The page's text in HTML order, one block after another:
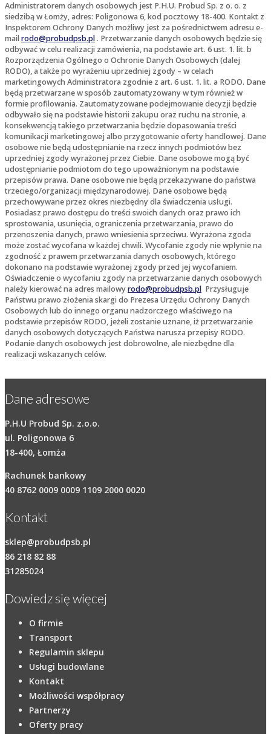
Administratorem danych osobowych jest P.H.U. Probud Sp. z o. o. z
siedzibą w Łomży, adres: Poligonowa 6, kod pocztowy 18-400. Kontakt z
Inspektorem Ochrony Danych możliwy jest za pośrednictwem adresu e-
mailrodo@probudpsb.pl. Przetwarzanie danych osobowych będzie się
odbywać w celu realizacji zamówienia, na podstawie art. 6 ust. 1. lit. b
Rozporządzenia Ogólnego o Ochronie Danych Osobowych (dalej
RODO), a także po wyrażeniu uprzedniej zgody – w celach
marketingowych Administratora zgodnie z art. 6 ust. 1. lit. a RODO. Dane
będą przetwarzane w sposób zautomatyzowany w tym również w
formie profilowania. Zautomatyzowane podejmowanie decyzji będzie
odbywało się na podstawie historii zakupu oraz ruchu na stronie, a
konsekwencją takiego przetwarzania będzie dopasowania treści
komunikacji marketingowej albo przygotowanie oferty handlowej. Dane
osobowe nie będą udostępnianie na rzecz innych podmiotów bez
uprzedniej zgody wyrażonej przez Ciebie. Dane osobowe mogą być
udostępnianie podmiotom do tego upoważnionym na podstawie
przepisów prawa. Dane osobowe nie będą przekazywane do państwa
trzeciego/organizacji międzynarodowej. Dane osobowe będą
przechowywane przez okres niezbędny dla świadczenia usługi.
Posiadasz prawo dostępu do treści swoich danych oraz prawo ich
sprostowania, usunięcia, ograniczenia przetwarzania, prawo do
przenoszenia danych, prawo wniesienia sprzeciwu. Wyrażona zgoda
może zostać wycofana w każdej chwili. Wycofanie zgody nie wpłynie na
zgodność z prawem przetwarzania danych osobowych, którego
dokonano na podstawie wyrażonej zgody przed jej wycofaniem.
Oświadczenie o wycofaniu zgody na przetwarzanie danych osobowych
należy kierować na adres mailowyrodo@probudpsb.pl Przysługuje
Państwu prawo złożenia skargi do Prezesa Urzędu Ochrony Danych
Osobowych lub do innego organu nadzorczego właściwego na
podstawie przepisów RODO, jeżeli zostanie uznane, iż przetwarzanie
danych osobowych dotyczących Państwa narusza przepisy RODO.
Podanie danych osobowych jest dobrowolne, ale niezbędne dla
realizacji wskazanych celów.
Dane adresowe
P.H.U Probud Sp. z.o.o.
ul. Poligonowa 6
18-400, Łomża
Rachunek bankowy
40 8762 0009 0009 1109 2000 0020
Kontakt
sklep@probudpsb.pl
86 218 82 88
31285024
Dowiedz się więcej
O firmie
Transport
Regulamin sklepu
Usługi budowlane
Kontakt
Możliwości współpracy
Partnerzy
Oferty pracy